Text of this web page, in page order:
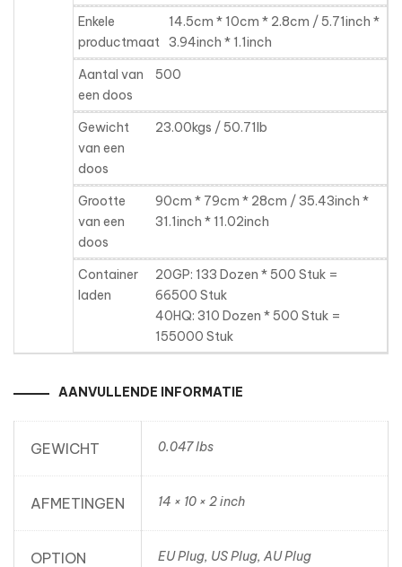
Enkele
productmaat
14.5cm * 10cm * 2.8cm / 5.71inch *
3.94inch * 1.1inch
Aantal van
een doos
500
Gewicht
van een
doos
23.00kgs / 50.71lb
Grootte
van een
doos
90cm * 79cm * 28cm / 35.43inch *
31.1inch * 11.02inch
Container
laden
20GP: 133 Dozen * 500 Stuk =
66500 Stuk
40HQ: 310 Dozen * 500 Stuk =
155000 Stuk
AANVULLENDE INFORMATIE
GEWICHT 0.047 lbs
AFMETINGEN 14 × 10 × 2 inch
OPTION EU Plug, US Plug, AU Plug